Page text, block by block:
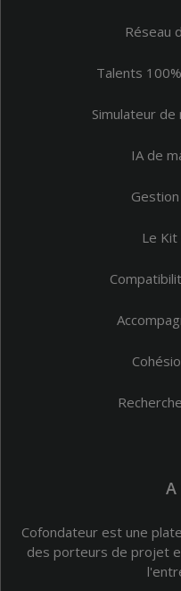
Réseau
Talents
Simulateur
IA de
Le
A
Cofondateur est une
des porteurs de projet